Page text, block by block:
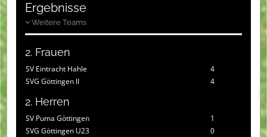
Ergebnisse
Weitere Teams
2. Frauen
SV Eintracht Hahle
4
SVG Göttingen II
4
2. Herren
SV Puma Göttingen
1
SVG Göttingen U23
0